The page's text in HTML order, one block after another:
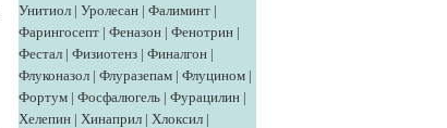
Унитиол | Уролесан | Фалиминт |
Фарингосепт | Феназон | Фенотрин |
Фестал | Физиотенз | Финалгон |
Флуконазол | Флуразепам | Флуцином |
Фортум | Фосфалюгель | Фурацилин |
Хелепин | Хинаприл | Хлоксил |